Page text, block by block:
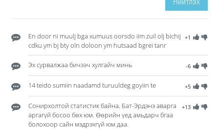
+1
En door ni muulj bga xumuus oorsdo iim zuil olj bichij
cdku ym bj bty oln doloon ym hutsaad bgrei tanr
-6
Эх сурвалжаа бичээч хулгайч минь
+5
14 teido sumiin naadamd turuuldeg goyiin te
+13
Сонирхолтой статистик байна. Бат-Эрдэнэ аварга
аргагүй босоо бөх юм. Өөрийн үед амьдарч бгаа
болохоор сайн мэдрэхгүй юм даа.